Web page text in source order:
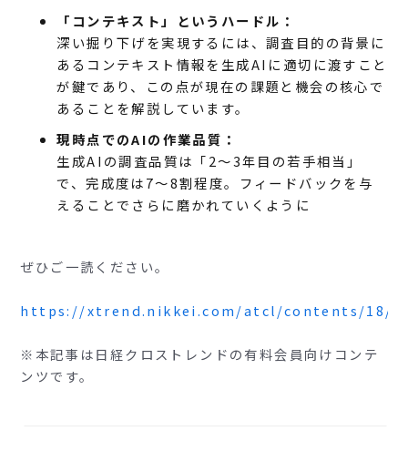
「コンテキスト」というハードル：
深い掘り下げを実現するには、調査目的の背景に
あるコンテキスト情報を生成AIに適切に渡すこと
が鍵であり、この点が現在の課題と機会の核心で
あることを解説しています。
現時点でのAIの作業品質：
生成AIの調査品質は「2〜3年目の若手相当」
で、完成度は7〜8割程度。フィードバックを与
えることでさらに磨かれていくように
ぜひご一読ください。
https://xtrend.nikkei.com/atcl/contents/18/
※本記事は日経クロストレンドの有料会員向けコンテ
ンツです。